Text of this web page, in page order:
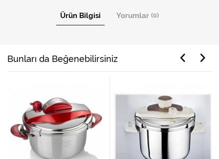
Ürün Bilgisi Yorumlar (0)
Bunları da Beğenebilirsiniz